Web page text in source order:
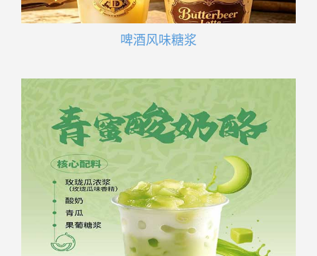
啤酒风味糖浆